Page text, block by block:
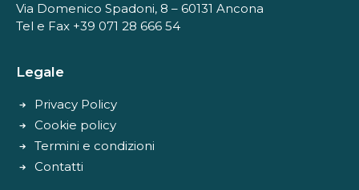
Via Domenico Spadoni, 8 – 60131 Ancona
Tel e Fax +39 071 28 666 54
Legale
Privacy Policy
Cookie policy
Termini e condizioni
Contatti